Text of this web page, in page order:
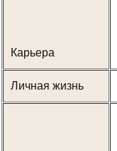
Карьера
Личная жизнь